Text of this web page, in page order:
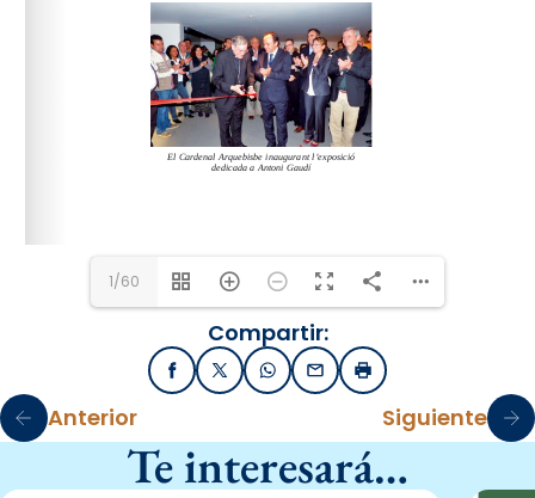
1/60
Compartir:
FacebookX / TwitterWhatsApp
EmailImprimir
Anterior Siguiente
Te interesará…